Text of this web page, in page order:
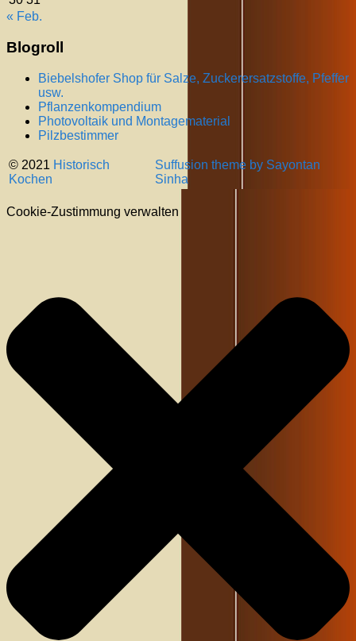
« Feb.
Blogroll
Biebelshofer Shop für Salze, Zuckerersatzstoffe, Pfeffer
usw.
Pflanzenkompendium
Photovoltaik und Montagematerial
Pilzbestimmer
© 2021 Historisch
Kochen
Suffusion theme by Sayontan
Sinha
Cookie-Zustimmung verwalten